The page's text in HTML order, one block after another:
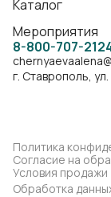
Каталог
Мероприятия
8-800-707-
г. Ставрополь, ул.
Политика
Согласие на
Условия продажи
Обработка